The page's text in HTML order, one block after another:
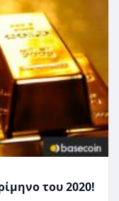
του 2020!